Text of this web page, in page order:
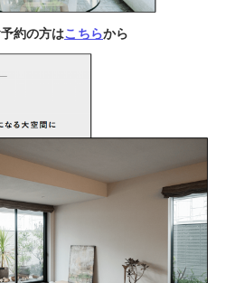
約の方はこちらから